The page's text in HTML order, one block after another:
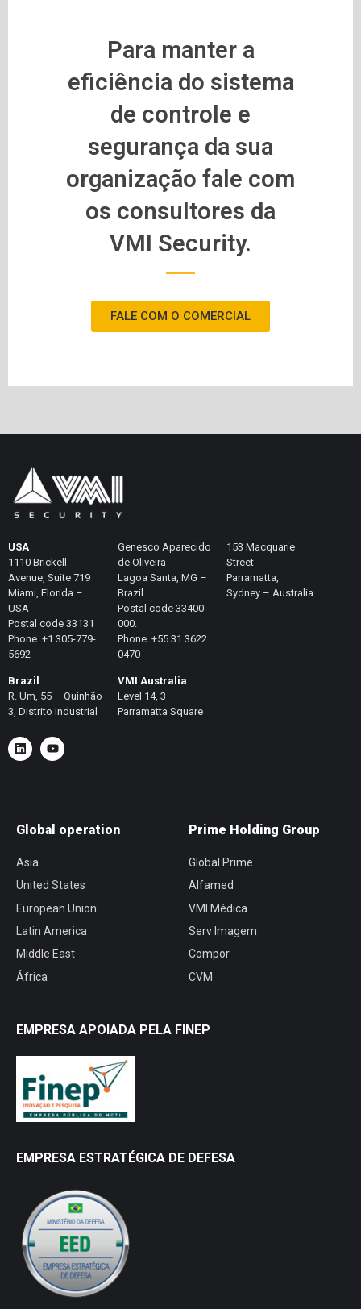
Para manter a
eficiência do sistema
de controle e
segurança da sua
organização fale com
os consultores da
VMI Security.
FALE COM O COMERCIAL
USA
1110 Brickell
Avenue, Suite 719
Miami, Florida –
USA
Postal code 33131
Phone. +1 305-779-
5692
Brazil
R. Um, 55 – Quinhão
3, Distrito Industrial
Genesco Aparecido
de Oliveira
Lagoa Santa, MG –
Brazil
Postal code 33400-
000.
Phone. +55 31 3622
0470
VMI Australia
Level 14, 3
Parramatta Square
153 Macquarie
Street
Parramatta,
Sydney – Australia
Global operation
Asia
United States
European Union
Latin America
Middle East
África
Prime Holding Group
Global Prime
Alfamed
VMI Médica
Serv Imagem
Compor
CVM
EMPRESA APOIADA PELA FINEP
EMPRESA ESTRATÉGICA DE DEFESA